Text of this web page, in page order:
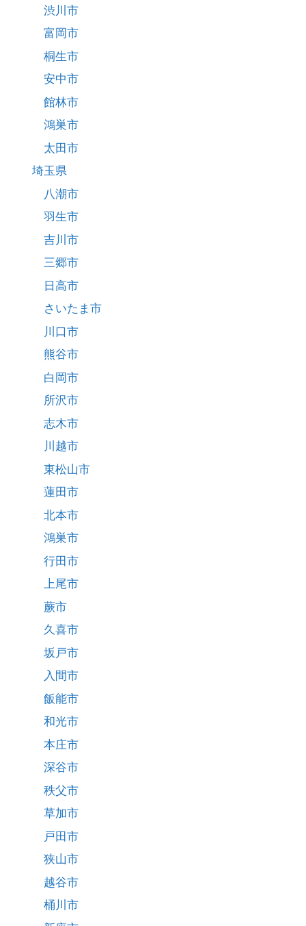
渋川市
富岡市
桐生市
安中市
館林市
鴻巣市
太田市
埼玉県
八潮市
羽生市
吉川市
三郷市
日高市
さいたま市
川口市
熊谷市
白岡市
所沢市
志木市
川越市
東松山市
蓮田市
北本市
鴻巣市
行田市
上尾市
蕨市
久喜市
坂戸市
入間市
飯能市
和光市
本庄市
深谷市
秩父市
草加市
戸田市
狭山市
越谷市
桶川市